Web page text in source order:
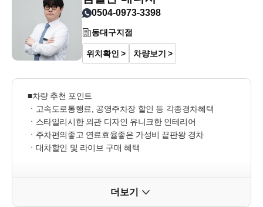
0504-0973-3398
동대구지점
위치확인 차량보기
■차량 추천 포인트
ㆍ고속도로통행료, 공영주차장 할인 등 각종경차혜택
ㆍ스타일리시한 외관 디자인 유니크한 인테리어
ㆍ주차편의좋고 연료효율좋은 가성비 끝판왕 경차
ㆍ대차할인 및 라이브 구매 혜택
더보기